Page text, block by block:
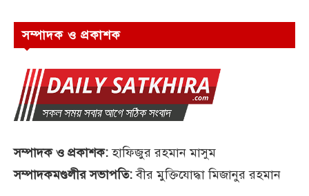
সম্পাদক ও প্রকাশক
সম্পাদক ও প্রকাশক:হাফিজুর রহমান মাসুম
সম্পাদকমণ্ডলীর সভাপতি:বীর মুক্তিযোদ্ধা মিজানুর রহমান